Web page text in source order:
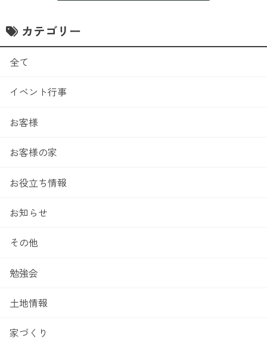
カテゴリー
全て
イベント行事
お客様
お客様の家
お役立ち情報
お知らせ
その他
勉強会
土地情報
家づくり